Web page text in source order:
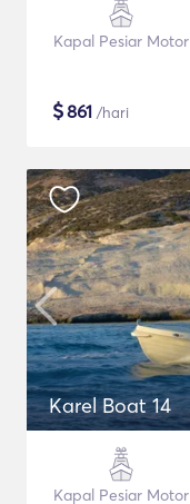
Kapal Pesiar Motor
$861 /hari
Karel Boat 14
Kapal Pesiar Motor